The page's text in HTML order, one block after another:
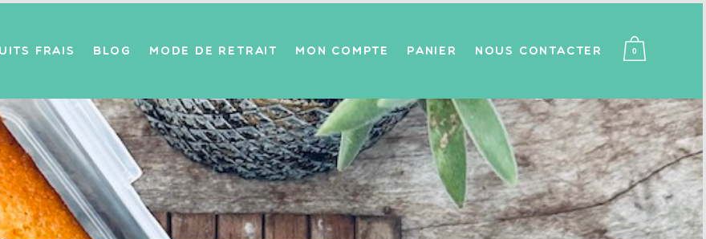
0
FRAIS BLOG MODE DE RETRAIT MON COMPTE PANIER NOUS CONTACTER